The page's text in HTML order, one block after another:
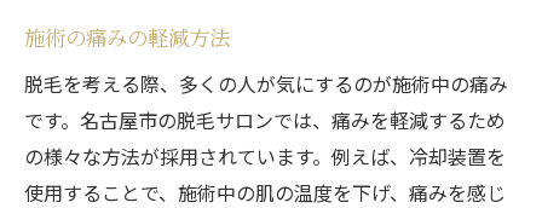
施術の痛みの軽減方法
脱毛を考える際、多くの人が気にするのが施術中の痛み
です。名古屋市の脱毛サロンでは、痛みを軽減するため
の様々な方法が採用されています。例えば、冷却装置を
使用することで、施術中の肌の温度を下げ、痛みを感じ